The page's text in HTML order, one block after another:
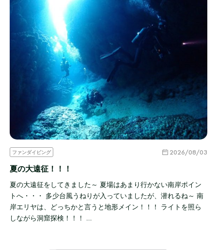
ファンダイビング 2026/08/03
夏の大遠征！！！
夏の大遠征をしてきました～ 夏場はあまり行かない南岸ポイン
トへ・・・ 多少台風うねりが入っていましたが、潜れるね～ 南
岸エリヤは、どっちかと言うと地形メイン！！！ ライトを照ら
しながら洞窟探検！！！ …